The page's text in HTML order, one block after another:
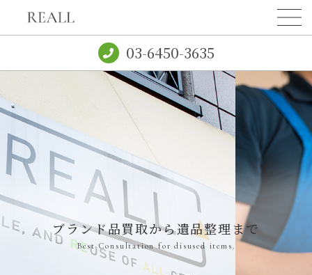
03-6450-3635
ブランド品買取から遺品整理まで
Best Consultation for disused items.